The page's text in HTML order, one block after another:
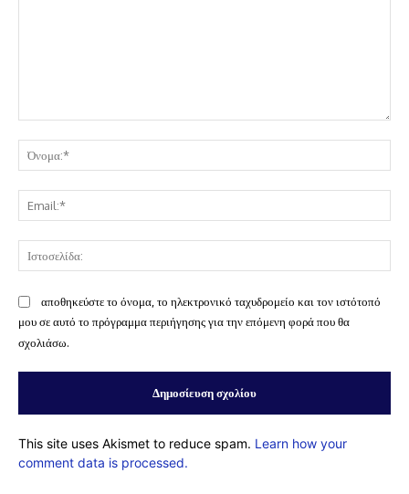
αποθηκεύστε το όνομα, το ηλεκτρονικό ταχυδρομείο και τον ιστότοπό
μου σε αυτό το πρόγραμμα περιήγησης για την επόμενη φορά που θα
σχολιάσω.
This site uses Akismet to reduce spam. Learn how your
comment data is processed.